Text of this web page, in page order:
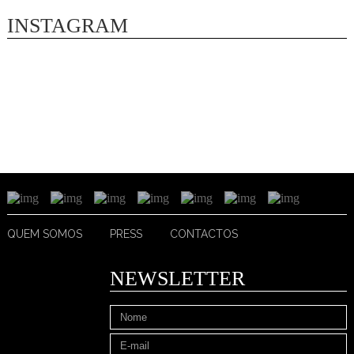
INSTAGRAM
QUEM SOMOS PRESS CONTACTOS
NEWSLETTER